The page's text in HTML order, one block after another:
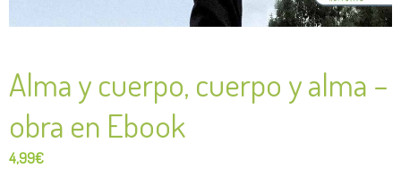
Alma y cuerpo, cuerpo y alma –
obra en Ebook
4,99€